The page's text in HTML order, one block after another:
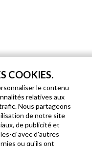
COOKIES.
le contenu
relatives aux
Nous partageons
de notre site
de publicité et
ci avec d'autres
ou qu'ils ont